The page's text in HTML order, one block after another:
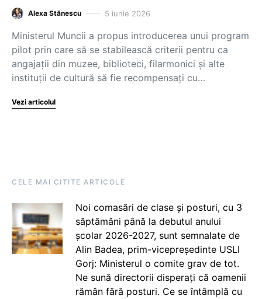
Alexa Stănescu 5 iunie 2026
Ministerul Muncii a propus introducerea unui program
pilot prin care să se stabilească criterii pentru ca
angajații din muzee, biblioteci, filarmonici și alte
instituții de cultură să fie recompensați cu…
Vezi articolul
CELE MAI CITITE ARTICOLE
Noi comasări de clase și posturi, cu 3
săptămâni până la debutul anului
școlar 2026-2027, sunt semnalate de
Alin Badea, prim-vicepreședinte USLI
Gorj: Ministerul o comite grav de tot.
Ne sună directorii disperați că oamenii
rămân fără posturi. Ce se întâmplă cu